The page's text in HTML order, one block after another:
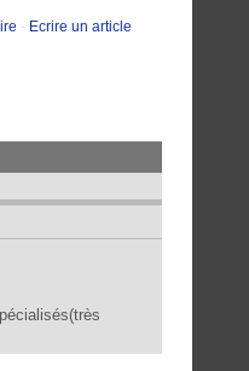
- Ecrire un article